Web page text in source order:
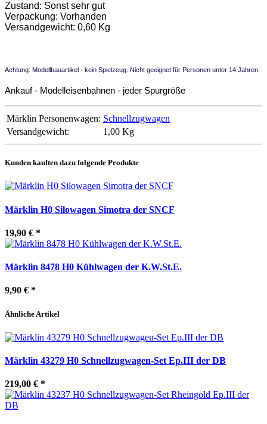
Zustand: Sonst sehr gut
Verpackung: Vorhanden
Versandgewicht: 0,60 Kg
Achtung: Modellbauartikel - kein Spielzeug. Nicht geeignet für Personen unter 14 Jahren.
Ankauf - Modelleisenbahnen - jeder Spurgröße
Märklin Personenwagen: Schnellzugwagen
Versandgewicht:
1,00 Kg
Kunden kauften dazu folgende Produkte
Märklin H0 Silowagen Simotra der SNCF
19,90 € *
Märklin 8478 H0 Kühlwagen der K.W.St.E.
9,90 € *
Ähnliche Artikel
Märklin 43279 H0 Schnellzugwagen-Set Ep.III der DB
219,00 € *